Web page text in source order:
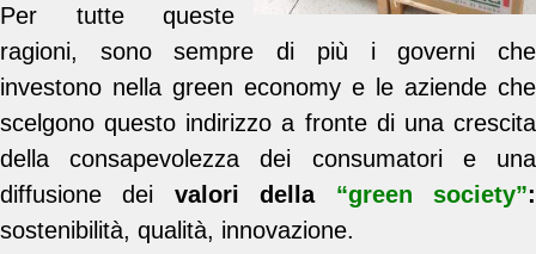
Per tutte queste
ragioni, sono sempre di più i governi che
investono nella green economy e le aziende che
scelgono questo indirizzo a fronte di una crescita
della consapevolezza dei consumatori e una
diffusione dei valori della “green society”:
sostenibilità, qualità, innovazione.